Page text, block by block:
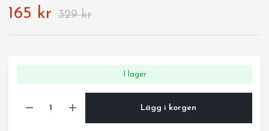
165 kr 329 kr
I lager
Lägg i korgen